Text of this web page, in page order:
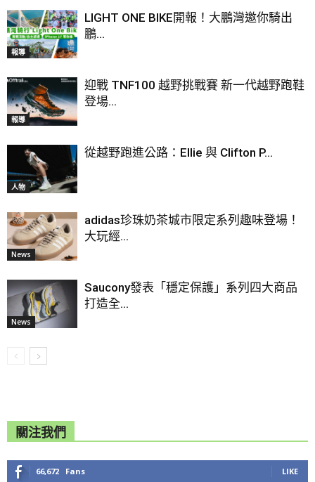
報導
LIGHT ONE BIKE開報！大鵬灣邀你騎出
鵬...
報導
迎戰 TNF100 越野挑戰賽 新一代越野跑鞋
登場...
人物
從越野跑進公路：Ellie 與 Clifton P...
News
adidas珍珠奶茶城市限定系列趣味登場！
大玩經...
News
Saucony發表「穩定保護」系列四大商品
打造全...
關注我們
66,672 Fans LIKE